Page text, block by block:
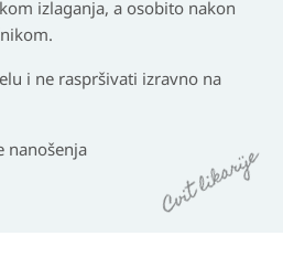
izlaganja, a osobito nakon
i ne raspršivati izravno na
nanošenja